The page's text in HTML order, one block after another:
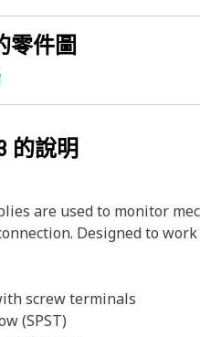
零件圖
的說明
are used to monitor
Designed to
screw terminals
(SPST)